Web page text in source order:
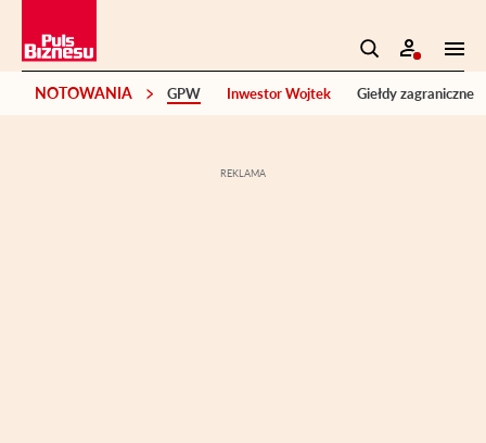
NOTOWANIA GPW Inwestor Wojtek Giełdy zagraniczne